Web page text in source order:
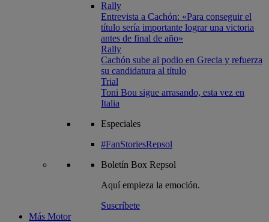
Rally
Entrevista a Cachón: «Para conseguir el
título sería importante lograr una victoria
antes de final de año»
Rally
Cachón sube al podio en Grecia y refuerza
su candidatura al título
Trial
Toni Bou sigue arrasando, esta vez en
Italia
Especiales
#FanStoriesRepsol
Boletín Box Repsol
Aquí empieza la emoción.
Suscríbete
Más Motor